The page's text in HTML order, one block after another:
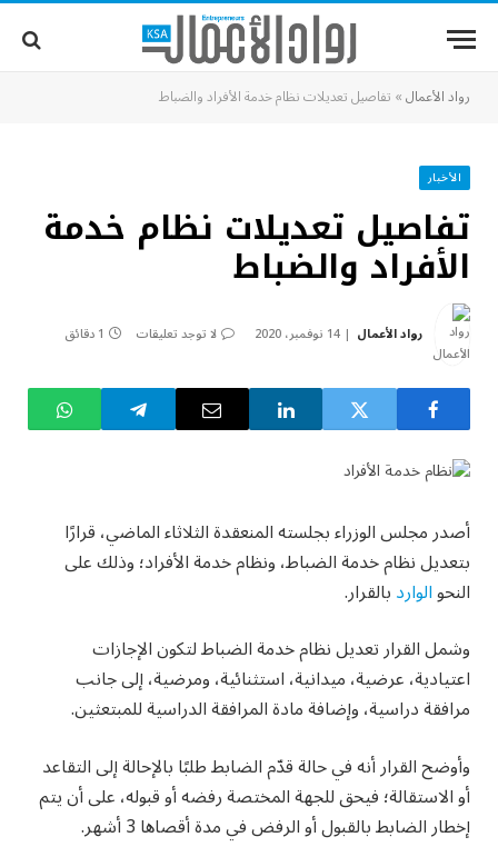
رواد الأعمال» تفاصيل تعديلات نظام خدمة الأفراد والضباط
الأخبار
تفاصيل تعديلات نظام خدمة
الأفراد والضباط
رواد الأعمال 14 نوفمبر، 2020 لا توجد تعليقات 1 دقائق
أصدر مجلس الوزراء بجلسته المنعقدة الثلاثاء الماضي، قرارًا
بتعديل نظام خدمة الضباط، ونظام خدمة الأفراد؛ وذلك على
النحوالواردبالقرار.
وشمل القرار تعديل نظام خدمة الضباط لتكون الإجازات
اعتيادية، عرضية، ميدانية، استثنائية، ومرضية، إلى جانب
مرافقة دراسية، وإضافة مادة المرافقة الدراسية للمبتعثين.
وأوضح القرار أنه في حالة قدّم الضابط طلبًا بالإحالة إلى التقاعد
أو الاستقالة؛ فيحق للجهة المختصة رفضه أو قبوله، على أن يتم
إخطار الضابط بالقبول أو الرفض في مدة أقصاها 3 أشهر.